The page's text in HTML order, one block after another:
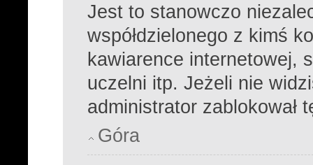
Jest to stanowczo
współdzielonego z kimś
kawiarence internetowej,
uczelni itp. Jeżeli nie
administrator zablokował
Góra